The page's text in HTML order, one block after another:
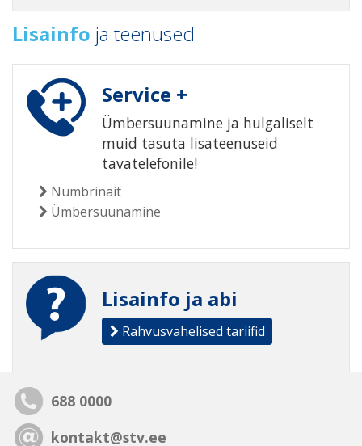
Lisainfo ja teenused
Service +
Ümbersuunamine ja hulgaliselt
muid tasuta lisateenuseid
tavatelefonile!
Numbrinäit
Ümbersuunamine
Lisainfo ja abi
Rahvusvahelised tariifid
688 0000
kontakt@stv.ee